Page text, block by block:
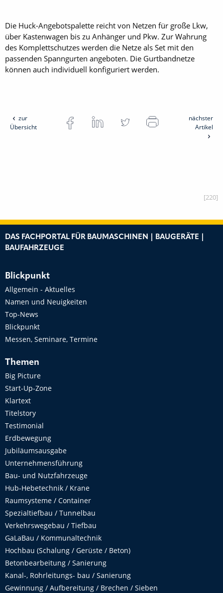
Die Huck-Angebotspalette reicht von Netzen für große Lkw,
über Kastenwagen bis zu Anhänger und Pkw. Zur Wahrung
des Komplettschutzes werden die Netze als Set mit den
passenden Spanngurten angeboten. Die Gurtbandnetze
können auch individuell konfiguriert werden.
zur
Übersicht
nächster
Artikel
[220]
DAS FACHPORTAL FÜR BAUMASCHINEN | BAUGERÄTE |
BAUFAHRZEUGE
Blickpunkt
Allgemein - Aktuelles
Namen und Neuigkeiten
Top-News
Blickpunkt
Messen, Seminare, Termine
Themen
Big Picture
Start-Up-Zone
Klartext
Titelstory
Testimonial
Erdbewegung
Jubiläumsausgabe
Unternehmensführung
Bau- und Nutzfahrzeuge
Hub-Hebetechnik / Krane
Raumsysteme / Container
Spezialtiefbau / Tunnelbau
Verkehrswegebau / Tiefbau
GaLaBau / Kommunaltechnik
Hochbau (Schalung / Gerüste / Beton)
Betonbearbeitung / Sanierung
Kanal-, Rohrleitungs- bau / Sanierung
Gewinnung / Aufbereitung / Brechen / Sieben